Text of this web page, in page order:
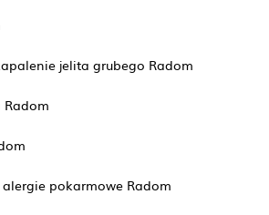
jelita grubego Radom
Radom
pokarmowe Radom